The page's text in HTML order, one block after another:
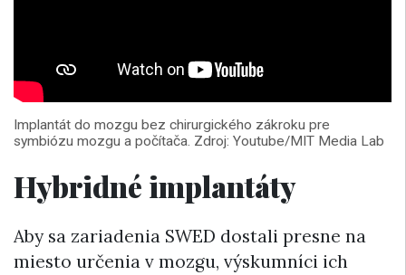
Implantát do mozgu bez chirurgického zákroku pre
symbiózu mozgu a počítača. Zdroj: Youtube/MIT Media Lab
Hybridné implantáty
Aby sa zariadenia SWED dostali presne na
miesto určenia v mozgu, výskumníci ich